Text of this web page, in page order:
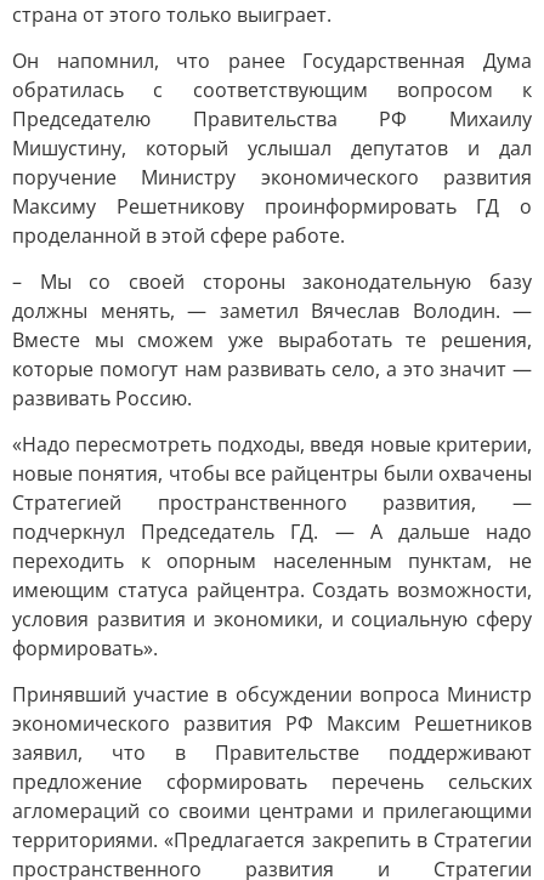
страна от этого только выиграет.
Он напомнил, что ранее Государственная Дума
обратилась с соответствующим вопросом к
Председателю Правительства РФ Михаилу
Мишустину, который услышал депутатов и дал
поручение Министру экономического развития
Максиму Решетникову проинформировать ГД о
проделанной в этой сфере работе.
– Мы со своей стороны законодательную базу
должны менять, — заметил Вячеслав Володин. —
Вместе мы сможем уже выработать те решения,
которые помогут нам развивать село, а это значит —
развивать Россию.
«Надо пересмотреть подходы, введя новые критерии,
новые понятия, чтобы все райцентры были охвачены
Стратегией пространственного развития, —
подчеркнул Председатель ГД. — А дальше надо
переходить к опорным населенным пунктам, не
имеющим статуса райцентра. Создать возможности,
условия развития и экономики, и социальную сферу
формировать».
Принявший участие в обсуждении вопроса Министр
экономического развития РФ Максим Решетников
заявил, что в Правительстве поддерживают
предложение сформировать перечень сельских
агломераций со своими центрами и прилегающими
территориями. «Предлагается закрепить в Стратегии
пространственного развития и Стратегии